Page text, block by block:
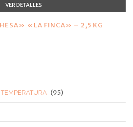
VER DETALLES
«LA FINCA» – 2,5 KG
(95)